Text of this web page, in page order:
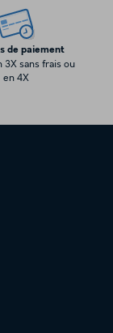
de paiement
3X sans frais ou
en 4X